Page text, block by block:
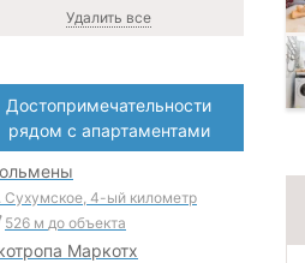
Удалить все
Достопримечательности
рядом с апартаментами
Сухумское, 4-ый километр
526 м до объекта
Маркотх